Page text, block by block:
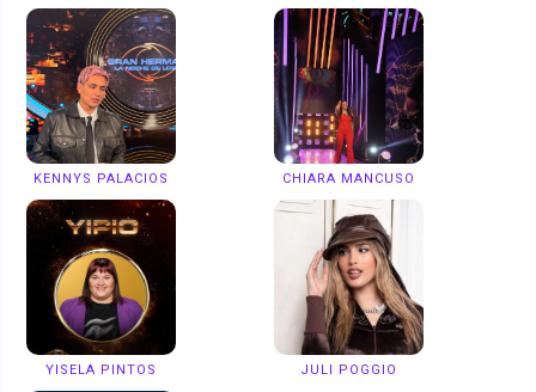
KENNYS PALACIOS CHIARA MANCUSO
YISELA PINTOS JULI POGGIO